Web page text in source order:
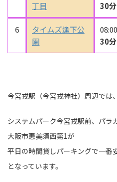
丁目
30
6
タイムズ逢下公
園
30
今宮戎駅（今宮戎神社）周辺では、
システムパーク今宮戎駅前、パラ
大阪市恵美須西第1が
平日の時間貸しパーキングで一番
となっています。